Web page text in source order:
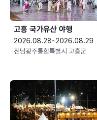
고흥 국가유산 야행
2026.08.28~2026.08.29
전남광주통합특별시 고흥군